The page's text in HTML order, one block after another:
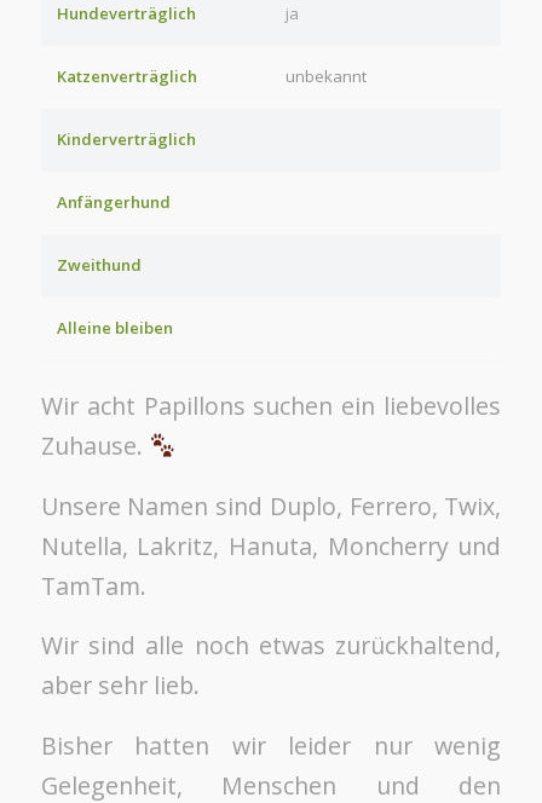
Hundeverträglich ja
Katzenverträglich unbekannt
Kinderverträglich
Anfängerhund
Zweithund
Alleine bleiben
Wir acht Papillons suchen ein liebevolles
Zuhause.
Unsere Namen sind Duplo, Ferrero, Twix,
Nutella, Lakritz, Hanuta, Moncherry und
TamTam.
Wir sind alle noch etwas zurückhaltend,
aber sehr lieb.
Bisher hatten wir leider nur wenig
Gelegenheit, Menschen und den